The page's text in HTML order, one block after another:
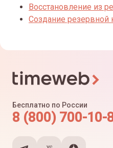
Восстановление из
Создание резервной
Бесплатно по России
8 (800) 700-10-